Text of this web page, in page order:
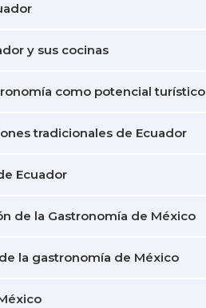
y sus cocinas
como potencial turístico
tradicionales de Ecuador
Ecuador
de la Gastronomía de México
la gastronomía de México